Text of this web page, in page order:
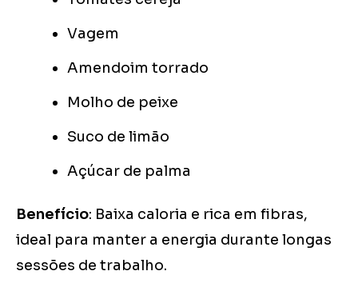
Vagem
Amendoim torrado
Molho de peixe
Suco de limão
Açúcar de palma
Benefício: Baixa caloria e rica em fibras,
ideal para manter a energia durante longas
sessões de trabalho.